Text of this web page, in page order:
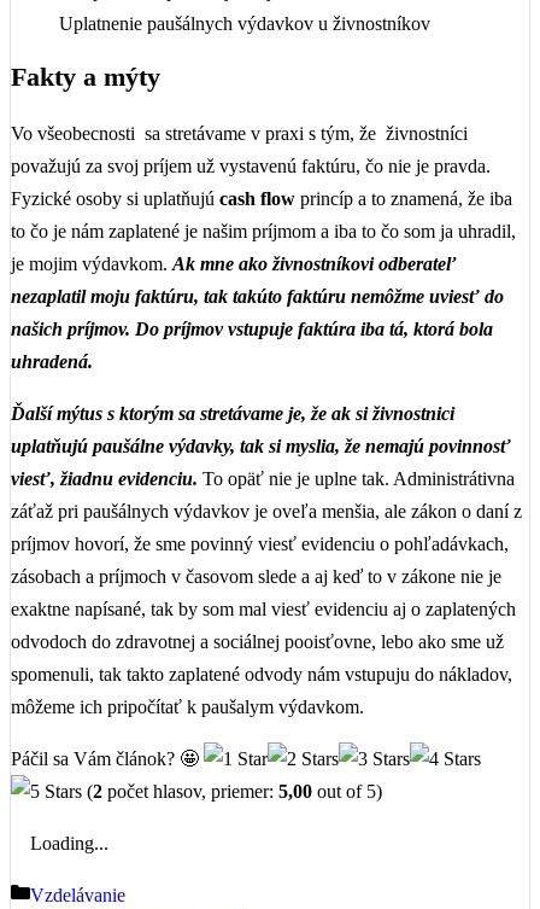
Uplatnenie paušálnych výdavkov u živnostníkov
Fakty a mýty
Vo všeobecnosti sa stretávame v praxi s tým, že živnostníci
považujú za svoj príjem už vystavenú faktúru, čo nie je pravda.
Fyzické osoby si uplatňujú cash flow princíp a to znamená, že iba
to čo je nám zaplatené je našim príjmom a iba to čo som ja uhradil,
je mojim výdavkom. Ak mne ako živnostníkovi odberateľ
nezaplatil moju faktúru, tak takúto faktúru nemôžme uviesť do
našich príjmov. Do príjmov vstupuje faktúra iba tá, ktorá bola
uhradená.
Ďalší mýtus s ktorým sa stretávame je, že ak si živnostnici
uplatňujú paušálne výdavky, tak si myslia, že nemajú povinnosť
viesť, žiadnu evidenciu. To opäť nie je uplne tak. Administrátivna
záťaž pri paušálnych výdavkov je oveľa menšia, ale zákon o daní z
príjmov hovorí, že sme povinný viesť evidenciu o pohľadávkach,
zásobach a príjmoch v časovom slede a aj keď to v zákone nie je
exaktne napísané, tak by som mal viesť evidenciu aj o zaplatených
odvodoch do zdravotnej a sociálnej pooisťovne, lebo ako sme už
spomenuli, tak takto zaplatené odvody nám vstupuju do nákladov,
môžeme ich pripočítať k paušalym výdavkom.
Páčil sa Vám článok? 🤩
(2 počet hlasov, priemer: 5,00 out of 5)
Loading...
Kategórie
Vzdelávanie